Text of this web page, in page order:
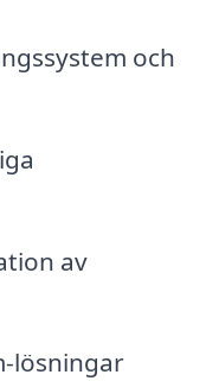
och
av
lösningar